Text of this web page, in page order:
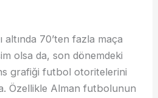
70’ten fazla maça
olsa da, son dönemdeki
grafiği futbol otoritelerini
Özellikle Alman futbolunun